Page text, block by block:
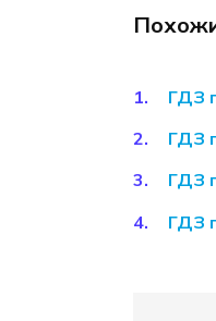
ГДЗ
ГДЗ
ГДЗ
ГДЗ